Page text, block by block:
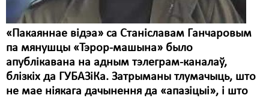
«Пакаяннае відэа» са Станіславам Ганчаровым
па мянушцы «Тэрор-машына» было
апублікавана на адным тэлеграм-каналаў,
блізкіх да ГУБАЗіКа. Затрыманы тлумачыць, што
не мае ніякага дачынення да «апазіцыі», і што